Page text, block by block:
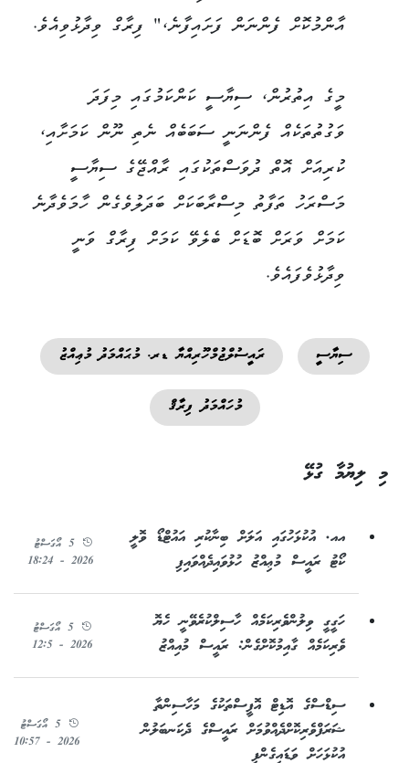
އާންމުކޮށް ފެންނަން ފަށައިފާނެ،" ފިރާގް ވިދާޅުވިއެވެ.
މީގެ އިތުރުން، ސިޔާސީ ކަންކަމުގައި މިފަދަ
ވަގުތުތަކެއް ފެންނަނީ ސަބަބެއް ނެތި ނޫން ކަމަށާއި،
ކުރިއަށް އޮތް ދުވަސްތަކުގައި ރާއްޖޭގެ ސިޔާސީ
މަސްރަހު ތަފާތު މިސްރާބަކަށް ބަދަލުވެގެން ހާމަވެދާނެ
ކަމަށް ވަރަށް ބޮޑަށް ބެލެވޭ ކަމަށް ފިރާގް ވަނީ
ވިދާޅުވެފައެވެ.
ސިޔާސީ ރައީސުލްޖުމްހޫރިއްޔާ ޑރ. މުޙައްމަދު މުޢިއްޒު
މުހައްމަދު ފިރާޤް
މި ލިޔުމާ ގުޅޭ
އއ. އުކުޅަހުގައި އަލަށް ބިނާކުރި އައުޓްޑޯ ވޮލީ
ކޯޓު ރައީސް މުޢިއްޒު ހުޅުވައިދެއްވައިފި
5 އޯގަސްޓު
2026 - 18:24
ހަގީގީ ވިލުންވެރިކަމެއް ހާސިލްކުރެވޭނީ ހެޔޮ
ވެރިކަމެއް ގާއިމުކޮށްގެން: ރައީސް މުއިއްޒު
5 އޯގަސްޓު
2026 - 12:5
ސިޑްސްގެ އޮޑިޓް އޮފީސްތަކުގެ މަހާސިންތާ
ޝަރަފްވެރިކޮށްދެއްވުމަށް ރައީސްގެ ދެކަނބަލުން
އުކުޅަހަށް ވަޑައިގެންފި
5 އޯގަސްޓު
2026 - 10:57